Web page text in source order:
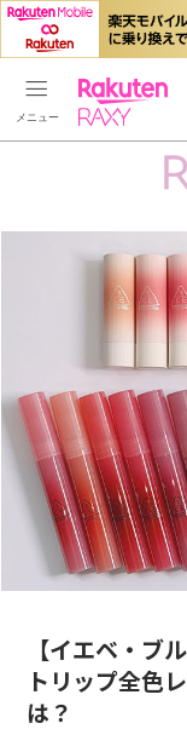
【イエベ・ブ
トリップ全色
は？